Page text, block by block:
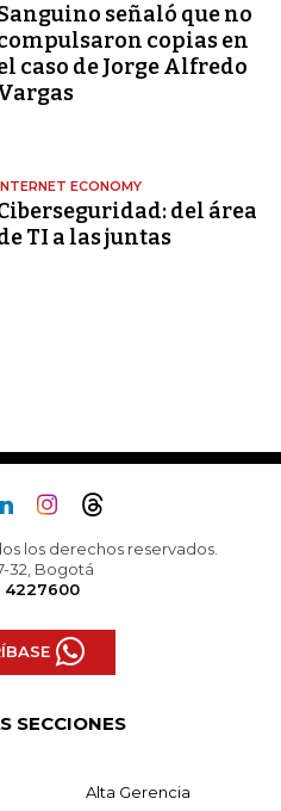
señaló que no
copias en
caso de Jorge Alfredo
ECONOMY
del área
TI a las juntas
los derechos reservados.
32, Bogotá
4227600
SECCIONES
Alta Gerencia